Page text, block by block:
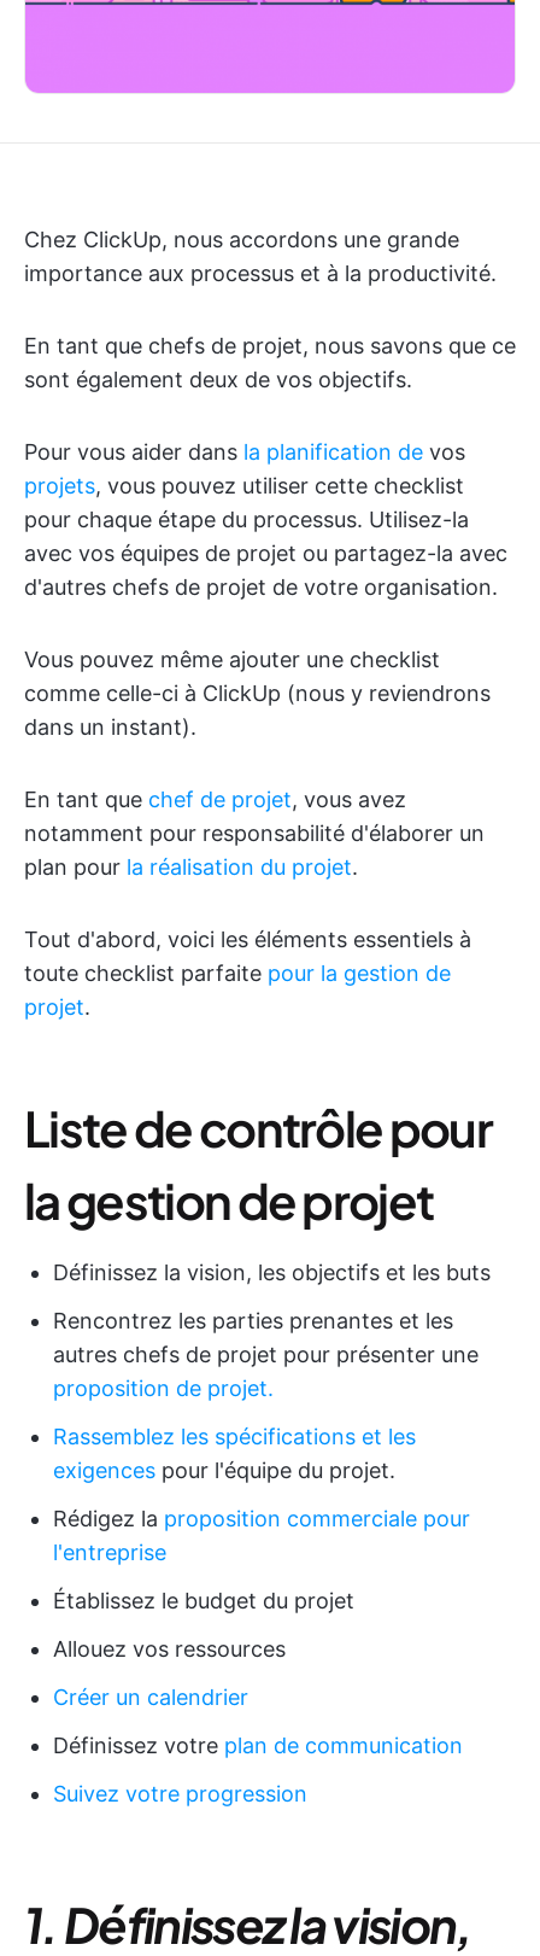
Chez ClickUp, nous accordons une grande
importance aux processus et à la productivité.
En tant que chefs de projet, nous savons que ce
sont également deux de vos objectifs.
Pour vous aider dans la planification de vos
projets, vous pouvez utiliser cette checklist
pour chaque étape du processus. Utilisez-la
avec vos équipes de projet ou partagez-la avec
d'autres chefs de projet de votre organisation.
Vous pouvez même ajouter une checklist
comme celle-ci à ClickUp (nous y reviendrons
dans un instant).
En tant que chef de projet, vous avez
notamment pour responsabilité d'élaborer un
plan pour la réalisation du projet.
Tout d'abord, voici les éléments essentiels à
toute checklist parfaite pour la gestion de
projet.
Liste de contrôle pour
la gestion de projet
Définissez la vision, les objectifs et les buts
Rencontrez les parties prenantes et les
autres chefs de projet pour présenter une
proposition de projet.
Rassemblez les spécifications et les
exigences pour l'équipe du projet.
Rédigez la proposition commerciale pour
l'entreprise
Établissez le budget du projet
Allouez vos ressources
Créer un calendrier
Définissez votre plan de communication
Suivez votre progression
1. Définissez la vision,